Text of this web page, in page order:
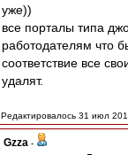
уже))
все порталы типа
работодателям что
соответствие все
удалят.
Редактировалось 31 июл
Gzza -